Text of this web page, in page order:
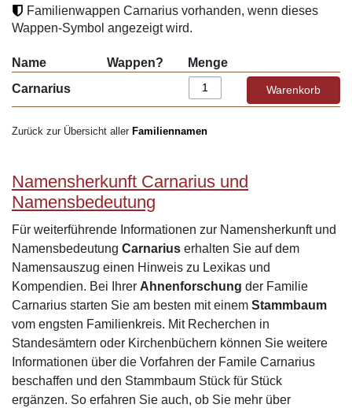
Familienwappen Carnarius vorhanden, wenn dieses
Wappen-Symbol angezeigt wird.
Name Wappen?
Menge
Carnarius
Zurück zur Übersicht aller Familiennamen
Namensherkunft Carnarius und
Namensbedeutung
Für weiterführende Informationen zur Namensherkunft und
Namensbedeutung Carnarius erhalten Sie auf dem
Namensauszug einen Hinweis zu Lexikas und
Kompendien. Bei Ihrer Ahnenforschung der Familie
Carnarius starten Sie am besten mit einem Stammbaum
vom engsten Familienkreis. Mit Recherchen in
Standesämtern oder Kirchenbüchern können Sie weitere
Informationen über die Vorfahren der Famile Carnarius
beschaffen und den Stammbaum Stück für Stück
ergänzen. So erfahren Sie auch, ob Sie mehr über